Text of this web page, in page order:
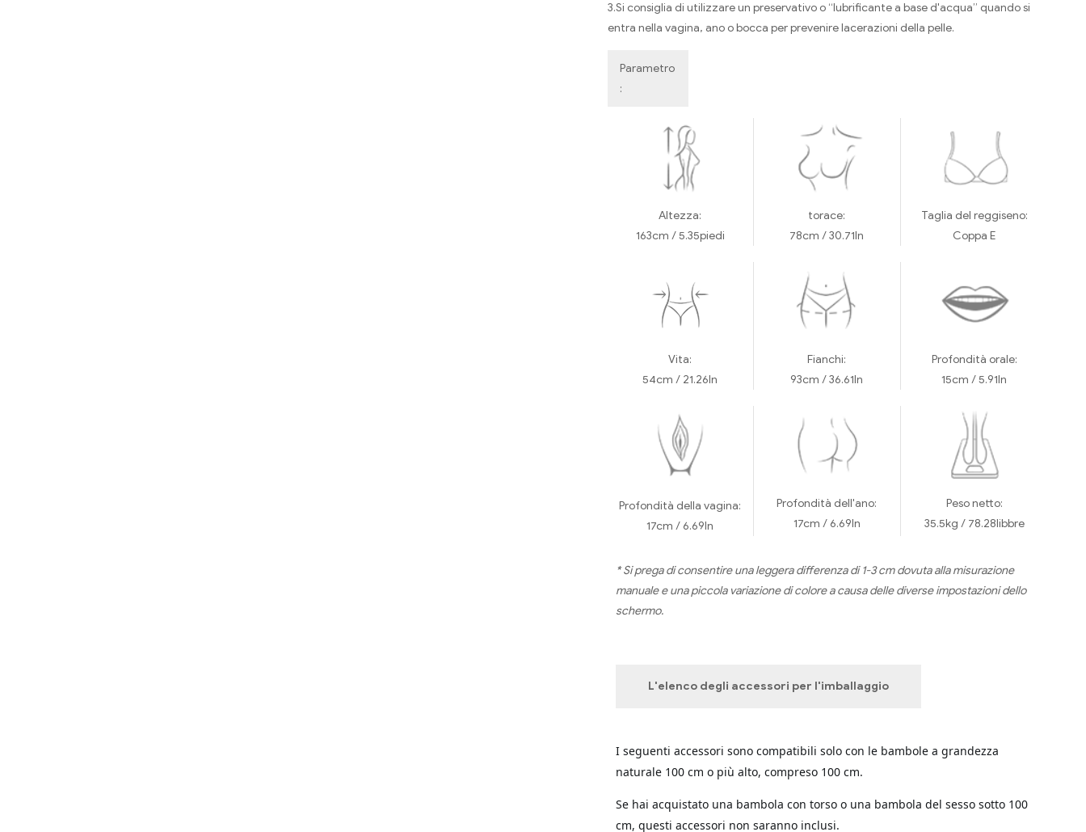
3.Si consiglia di utilizzare un preservativo o “lubrificante a base d'acqua” quando si
entra nella vagina, ano o bocca per prevenire lacerazioni della pelle.
Parametro
:
Altezza:
163cm / 5.35piedi
torace:
78cm / 30.71In
Taglia del reggiseno:
Coppa E
Vita:
54cm / 21.26In
Fianchi:
93cm / 36.61In
Profondità orale:
15cm / 5.91In
Profondità della vagina:
17cm / 6.69In
Profondità dell'ano:
17cm / 6.69In
Peso netto:
35.5kg / 78.28libbre
* Si prega di consentire una leggera differenza di 1-3 cm dovuta alla misurazione
manuale e una piccola variazione di colore a causa delle diverse impostazioni dello
schermo.
L'elenco degli accessori per l'imballaggio
I seguenti accessori sono compatibili solo con le bambole a grandezza
naturale 100 cm o più alto, compreso 100 cm.
Se hai acquistato una bambola con torso o una bambola del sesso sotto 100
cm, questi accessori non saranno inclusi.